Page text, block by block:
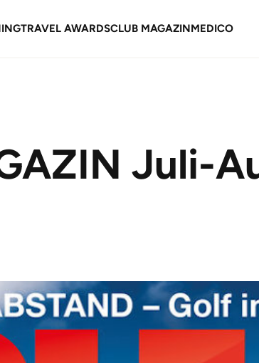
TRAVEL AWARDSCLUB MAGAZINMEDICO
Juli-